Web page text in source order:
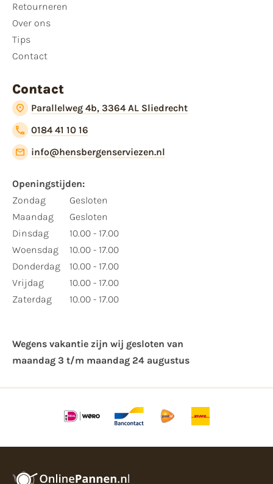
Retourneren
Over ons
Tips
Contact
Contact
Parallelweg 4b, 3364 AL Sliedrecht
0184 41 10 16
info@hensbergenserviezen.nl
Openingstijden:
Zondag
Maandag
Dinsdag
Woensdag
Donderdag
Vrijdag
Zaterdag
Gesloten
Gesloten
10.00 - 17.00
10.00 - 17.00
10.00 - 17.00
10.00 - 17.00
10.00 - 17.00
Wegens vakantie zijn wij gesloten van ​
maandag 3 t/m maandag 24 augustus